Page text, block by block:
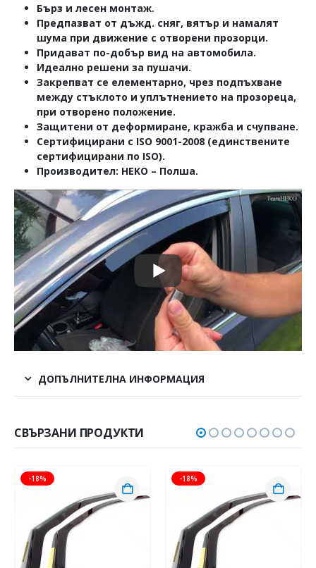
Бърз и лесен монтаж.
Предпазват от дъжд. сняг, вятър и намалят
шума при движение с отворени прозорци.
Придават по-добър вид на автомобила.
Идеално решени за пушачи.
Закрепват се елементарно, чрез подпъхване
между стъклото и уплътнението на прозореца,
при отворено положение.
Защитени от деформиране, кражба и счупване.
Сертифицирани с ISO 9001-2008 (единствените
сертифицирани по ISO).
Производител: HEKO – Полша.
ДОПЪЛНИТЕЛНА ИНФОРМАЦИЯ
СВЪРЗАНИ ПРОДУКТИ
-18% -18%